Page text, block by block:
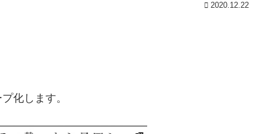
2020.12.22
化します。